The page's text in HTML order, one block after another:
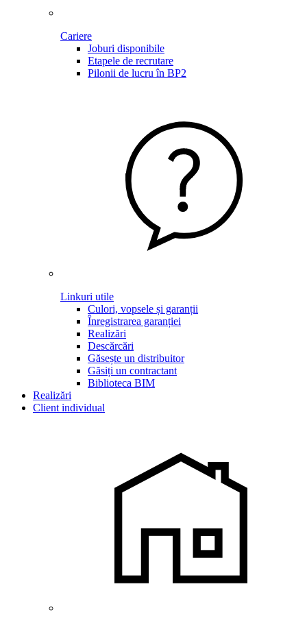
Cariere
Joburi disponibile
Etapele de recrutare
Pilonii de lucru în BP2
Linkuri utile
Culori, vopsele și garanții
Înregistrarea garanției
Realizări
Descărcări
Găsește un distribuitor
Găsiți un contractant
Biblioteca BIM
Realizări
Client individual